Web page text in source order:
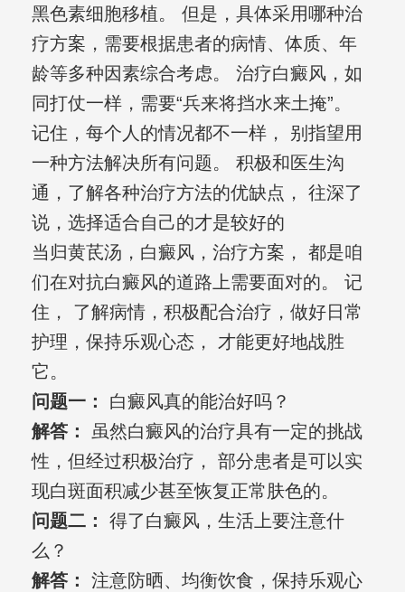
黑色素细胞移植。 但是，具体采用哪种治
疗方案，需要根据患者的病情、体质、年
龄等多种因素综合考虑。 治疗白癜风，如
同打仗一样，需要“兵来将挡水来土掩”。
记住，每个人的情况都不一样， 别指望用
一种方法解决所有问题。 积极和医生沟
通，了解各种治疗方法的优缺点， 往深了
说，选择适合自己的才是较好的
当归黄茋汤，白癜风，治疗方案， 都是咱
们在对抗白癜风的道路上需要面对的。 记
住， 了解病情，积极配合治疗，做好日常
护理，保持乐观心态， 才能更好地战胜
它。
问题一：
白癜风真的能治好吗？
解答：
虽然白癜风的治疗具有一定的挑战
性，但经过积极治疗， 部分患者是可以实
现白斑面积减少甚至恢复正常肤色的。
问题二：
得了白癜风，生活上要注意什
么？
解答：
注意防晒、均衡饮食，保持乐观心